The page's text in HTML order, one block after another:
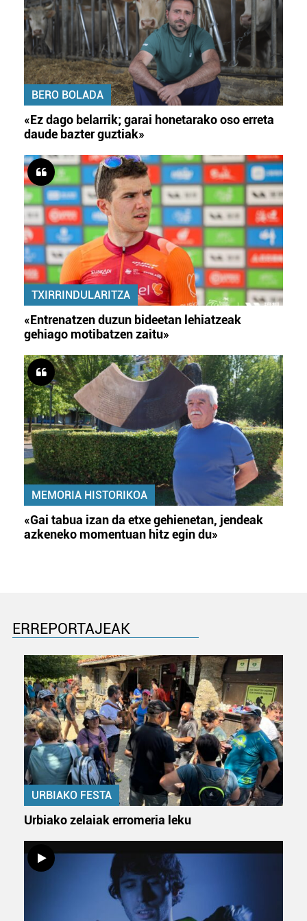
BERO BOLADA
«Ez dago belarrik; garai honetarako oso erreta
daude bazter guztiak»
TXIRRINDULARITZA
«Entrenatzen duzun bideetan lehiatzeak
gehiago motibatzen zaitu»
MEMORIA HISTORIKOA
«Gai tabua izan da etxe gehienetan, jendeak
azkeneko momentuan hitz egin du»
ERREPORTAJEAK
URBIAKO FESTA
Urbiako zelaiak erromeria leku